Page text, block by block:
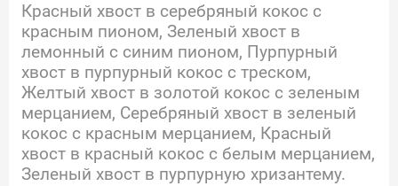
Красный хвост в серебряный кокос с
красным пионом, Зеленый хвост в
лемонный с синим пионом, Пурпурный
хвост в пурпурный кокос с треском,
Желтый хвост в золотой кокос с зеленым
мерцанием, Серебряный хвост в зеленый
кокос с красным мерцанием, Красный
хвост в красный кокос с белым мерцанием,
Зеленый хвост в пурпурную хризантему.